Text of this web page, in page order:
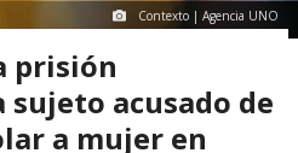
Contexto | Agencia UNO
prisión
acusado de
a mujer en